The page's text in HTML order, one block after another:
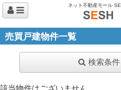
ネット不動産モール
売買戸建物件一覧
検索条
該当物件はございません。